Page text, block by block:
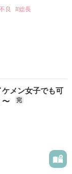
としていま
トから頂きまし
ね」
だ？」
良
#総長
ん」と畏怖す
、ここに誕生
と私と目を合わ
から、失う怖さ
メン女子でも可
〜
完